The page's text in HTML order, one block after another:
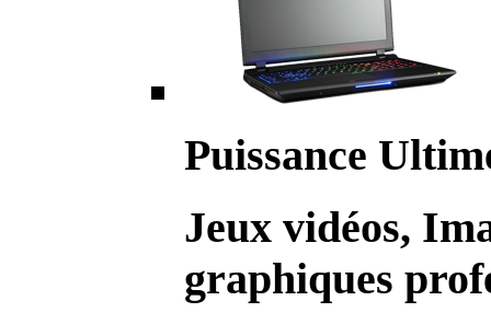
Puissance
Jeux vidéos,
graphiques